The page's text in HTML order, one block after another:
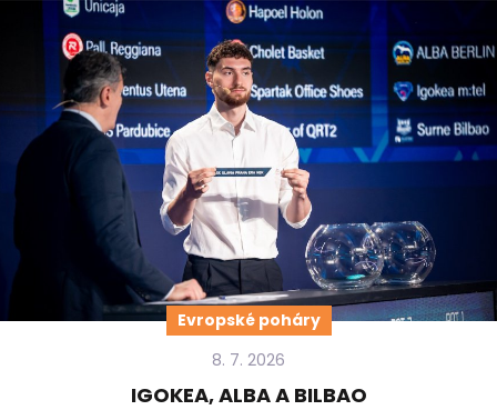
Evropské poháry
8. 7. 2026
IGOKEA, ALBA A BILBAO